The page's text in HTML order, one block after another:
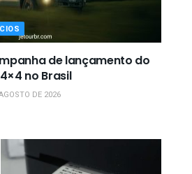
de lançamento do
4×4 no Brasil
DE 2026